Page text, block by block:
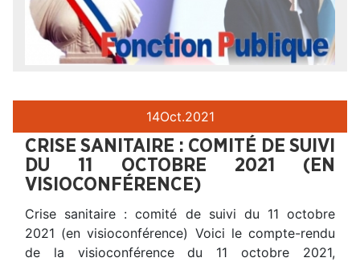
14Oct.2021
CRISE SANITAIRE : COMITÉ DE SUIVI
DU 11 OCTOBRE 2021 (EN
VISIOCONFÉRENCE)
Crise sanitaire : comité de suivi du 11 octobre
2021 (en visioconférence) Voici le compte-rendu
de la visioconférence du 11 octobre 2021,